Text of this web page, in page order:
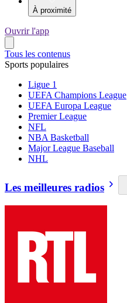
À proximité
Ouvrir l'app
Tous les contenus
Sports populaires
Ligue 1
UEFA Champions League
UEFA Europa League
Premier League
NFL
NBA Basketball
Major League Baseball
NHL
Les meilleures radios